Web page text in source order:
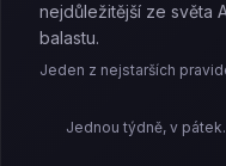
nejdůležitější ze světa
balastu.
Jeden z nejstarších
Jednou týdně, v